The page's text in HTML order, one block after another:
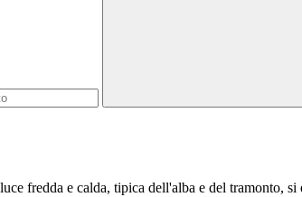
fredda e calda, tipica dell'alba e del tramonto,